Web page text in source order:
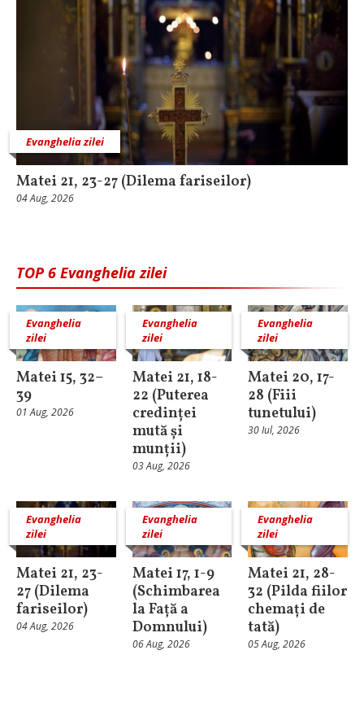
Evanghelia zilei
Matei 21, 23-27 (Dilema fariseilor)
04 Aug, 2026
TOP 6 Evanghelia zilei
Evanghelia
zilei
Matei 15, 32–
39
01 Aug, 2026
Evanghelia
zilei
Matei 21, 18-
22 (Puterea
credinței
mută și
munții)
03 Aug, 2026
Evanghelia
zilei
Matei 20, 17-
28 (Fiii
tunetului)
30 Iul, 2026
Evanghelia
zilei
Matei 21, 23-
27 (Dilema
fariseilor)
04 Aug, 2026
Evanghelia
zilei
Matei 17, 1-9
(Schimbarea
la Față a
Domnului)
06 Aug, 2026
Evanghelia
zilei
Matei 21, 28-
32 (Pilda fiilor
chemați de
tată)
05 Aug, 2026